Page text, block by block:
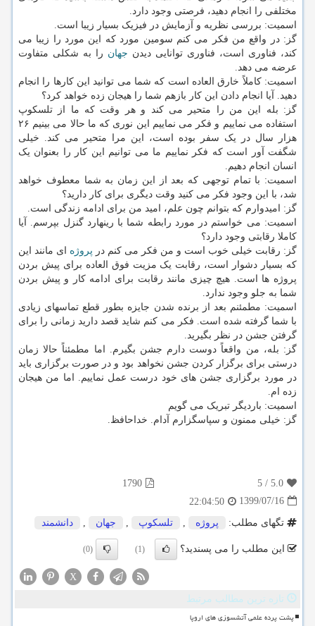
مختلفی را انجام دهید، فرصتی وجود دارد.
اسمیت: بررسی نظریه و آزمایش در فیزیک بسیار زیبا است.
گز: در واقع من فکر می کنم سومین مورد که این مورد را زیبا می
کند، فناوری است، فناوری توانایی دیدن جهان را به شکلی متفاوت
عرضه می دهد.
اسمیت: کاملاً خارق العاده است که شما می توانید این کارها را انجام
دهید. آیا انجام دادن این کار بازهم شما را هیجان زده خواهد کرد؟
گز: بله این من را متحیر می کند و هر وقت که ما از تلسکوپ
استفاده می نماییم و فکر می نماییم این نوری که ما حالا می بینیم ۲۶
هزار سال در یک سفر بوده است، این مرا متحیر می کند. خیلی
شگفت آور است که فکر نماییم ما می توانیم این کار را بعنوان یک
انسان انجام دهیم.
اسمیت: با تمام توجهی که بعد از این زمان به شما معطوف خواهد
شد، با این وجود فکر می کنید وقت دیگری برای کار دارید؟
گز: امیدوارم که بتوانم چون علم، امید من برای ادامه زندگی است.
اسمیت: می خواستم در مورد رابطه شما با رینهارد گنزل بپرسم. آیا
کاملا رقابتی وجود دارد؟
گز: رقابت خیلی خوب است و من فکر می کنم در پروژه ای مانند این
که بسیار دشوار است، رقابت یک مزیت فوق العاده برای پیش بردن
پروژه ها است. هیچ چیزی مانند رقابت برای ادامه کار و پیش بردن
شما به جلو وجود ندارد.
اسمیت: مطمئنم بعد از برنده شدن جایزه بطور قطع تماسهای زیادی
با شما گرفته شده است. فکر می کنم شاید قصد دارید زمانی را برای
گرفتن جشن در نظر بگیرید.
گز: بله، من واقعاً دوست دارم جشن بگیرم. اما مطمئناً حالا زمان
درستی برای برگزار کردن جشن نخواهد بود و در صورت برگزاری باید
در مورد برگزاری جشن های خود درست عمل نماییم. اما من هیجان
زده ام.
اسمیت: باردیگر تبریک می گویم
گز: خیلی ممنون و سپاسگزارم آدام. خداحافظ.
5.0
/
5
1790
1399/07/16
22:04:50
تگهای مطلب:
پروژه تلسكوپ جهان دانشمند
این مطلب را می پسندید؟ (1)
(0)
X
تازه ترین مطالب مرتبط
پشت پرده علمی آتشسوزی های اروپا